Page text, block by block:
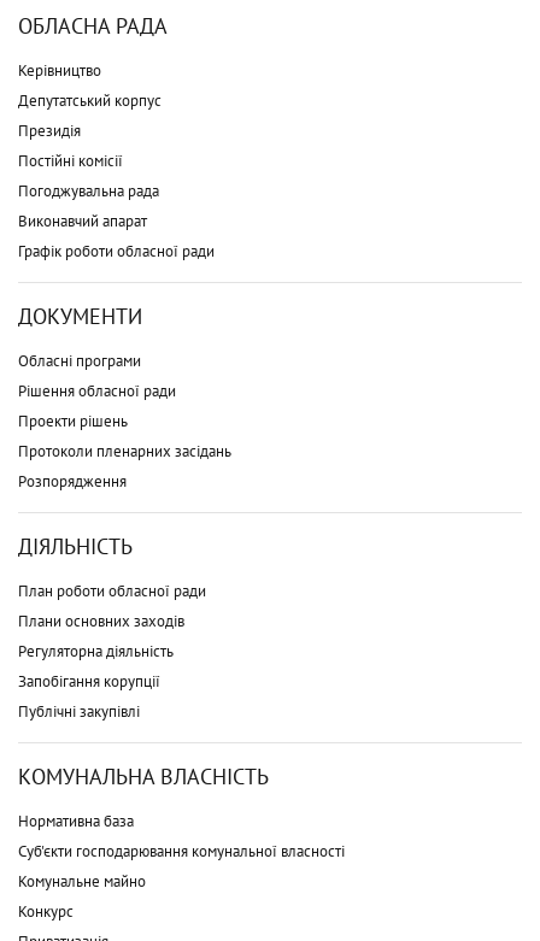
ОБЛАСНА РАДА
Керівництво
Депутатський корпус
Президія
Постійні комісії
Погоджувальна рада
Виконавчий апарат
Графік роботи обласної ради
ДОКУМЕНТИ
Обласні програми
Рішення обласної ради
Проекти рішень
Протоколи пленарних засідань
Розпорядження
ДІЯЛЬНІСТЬ
План роботи обласної ради
Плани основних заходів
Регуляторна діяльність
Запобігання корупції
Публічні закупівлі
КОМУНАЛЬНА ВЛАСНІСТЬ
Нормативна база
Суб'єкти господарювання комунальної власності
Комунальне майно
Конкурс